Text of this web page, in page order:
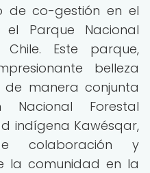
de co-gestión en el
Parque Nacional
Este parque,
belleza
manera conjunta
Forestal
indígena Kawésqar,
colaboración y
la comunidad en la